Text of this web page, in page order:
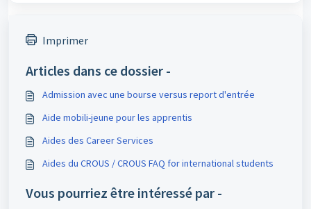
Imprimer
Articles dans ce dossier -
Admission avec une bourse versus report d'entrée
Aide mobili-jeune pour les apprentis
Aides des Career Services
Aides du CROUS / CROUS FAQ for international students
Vous pourriez être intéressé par -